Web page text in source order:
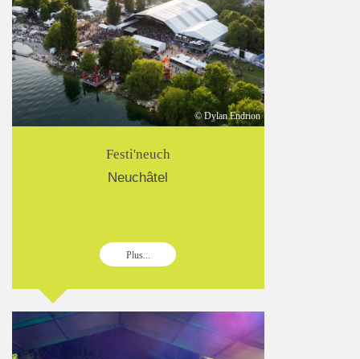
© Dylan Endrion
Festi'neuch
Neuchâtel
Plus...